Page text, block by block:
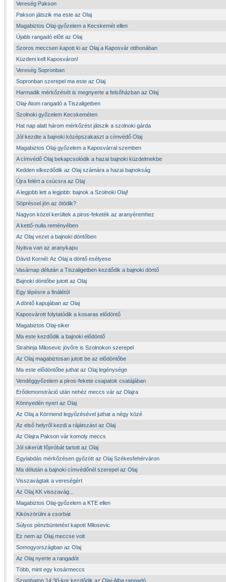
Vereség Pakson
Pakson játszik ma este az Olaj
Magabiztos Olaj-győzelem a Kecskemét ellen
Újabb rangadó előtt az Olaj
Szoros meccsen kapott ki az Olaj a Kaposvár otthonában
Küzdeni kell Kaposváron!
Vereség Sopronban
Sopronban szerepel ma este az Olaj
Harmadik mérkőzését is megnyerte a felsőházban az Olaj
Olaj-Atom rangadó a Tiszaligetben
Szolnoki győzelem Kecskeméten
Hat nap alatt három mérkőzést játszik a szolnoki gárda
Jól kezdte a bajnoki középszakaszt a címvédő Olaj
Magabiztos Olaj-győzelem a Kaposvárral szemben
A címvédő Olaj bekapcsolódik a hazai bajnoki küzdelmekbe
Kedden elkezdődik az Olaj számára a hazai bajnokság
Újra felért a csúcsra az Olaj
A legjobb lett a legjobb: bajnok a Szolnoki Olaj!
Söpréssel jön az ötödik?
Nagyon közel kerültek a piros-feketék az aranyéremhez
A kettő-nulla reményében
Az Olaj vezet a bajnoki döntőben
Nyitva van az aranykapu
Dávid Kornél: Az Olaj a döntő esélyese
Vasárnap délután a Tiszaligetben kezdődik a bajnoki döntő
Bajnoki döntőbe jutott az Olaj
Egy lépésre a finálétól
A döntő kapujában az Olaj
Kaposvárott folytatódik a kosaras elődöntő
Magabiztos Olaj-siker
Ma este kezdődik a bajnoki elődöntő
Strahinja Milosevic jövőre is Szolnokon szerepel
Az Olaj magabiztosan jutott be az elődöntőbe
Ma este elődöntőbe juthat az Olaj legénysége
Vendéggyőzelem a piros-fekete csapatok csatájában
Erődemonstráció után nehéz meccs vár az Olajra
Könnyedén nyert az Olaj
Az Olaj a Körmend legyőzésével juthat a négy közé
Az első helyről kezdi a rájátszást az Olaj
Az Olajra Pakson vár komoly meccs
Jól sikerült főpróbát tartott az Olaj
Egylabdás mérkőzésen győzött az Olaj Székesfehérváron
Ma délután a bajnoki címvédőnél szerepel az Olaj
Visszavágtak a vereségért
Az Olaj KK visszavág...
Magabiztos Olaj-győzelem a KTE ellen
Kiköszörülni a csorbát
Súlyos pénzbüntetést kapott Milosevic
Ez nem az Olaj meccse volt
Somogyországban az Olaj
Az Olaj nyerte a rangadót
Több, mint egy kosármeccs
Szombaton 14:30-kor kezdődik az Olaj-Alba rangadó